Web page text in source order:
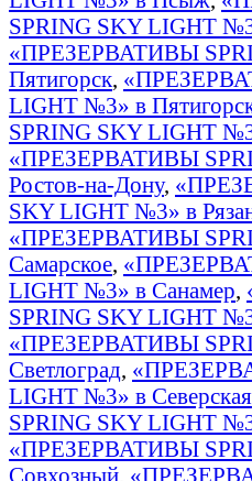
SPRING SKY LIGHT
«ПРЕЗЕРВАТИВЫ
Пятигорск,
LIGHT №3» в
SPRING SKY LIGHT
«ПРЕЗЕРВАТИВЫ
Ростов-на-Дону,
SKY LIGHT №3» в
«ПРЕЗЕРВАТИВЫ
Самарское,
LIGHT №3» в Санамер,
SPRING SKY LIGHT
«ПРЕЗЕРВАТИВЫ
Светлоград,
LIGHT №3» в Северская
SPRING SKY LIGHT
«ПРЕЗЕРВАТИВЫ
Совхозный,